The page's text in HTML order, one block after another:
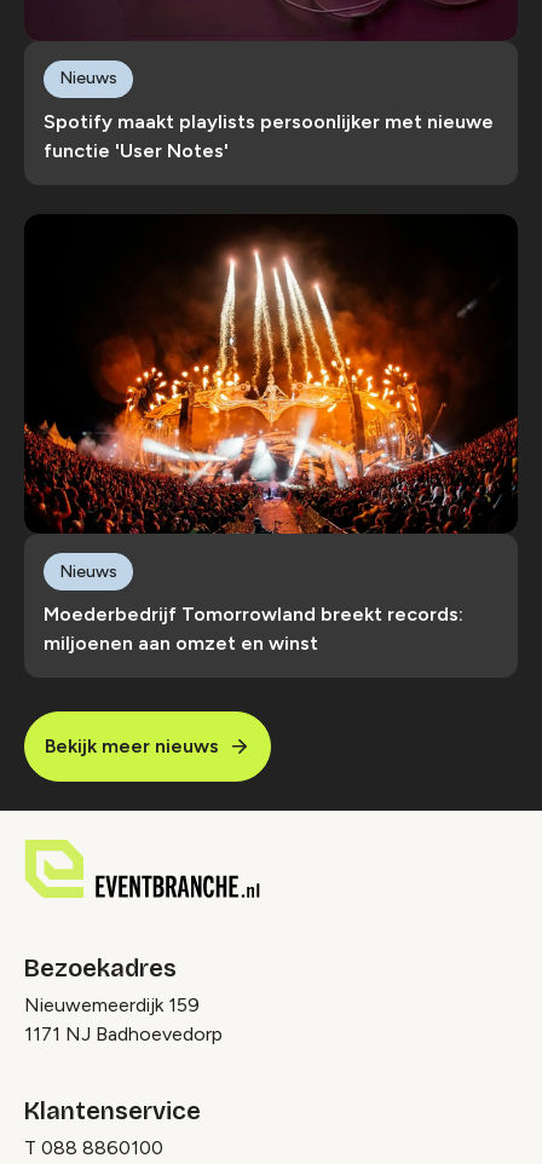
Spotify maakt playlists persoonlijker met nieuwe
functie 'User Notes'
Nieuws
Moederbedrijf Tomorrowland breekt records:
miljoenen aan omzet en winst
Nieuws
Bekijk meer nieuws
Bezoekadres
Nieuwemeerdijk 159
1171 NJ Badhoevedorp
Klantenservice
T 088 8860100